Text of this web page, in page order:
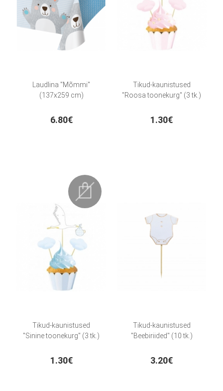
Laudlina "Mõmmi"
(137x259 cm)
6.80€
Tikud-kaunistused
"Roosa toonekurg" (3 tk.)
1.30€
Tikud-kaunistused
"Sinine toonekurg" (3 tk.)
1.30€
Tikud-kaunistused
"Beebiriided" (10 tk.)
3.20€